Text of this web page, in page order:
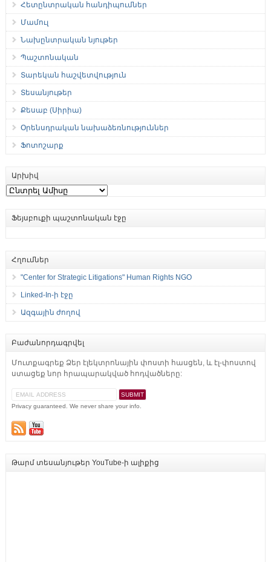
Հետընտրական հանդիպումներ
Մամուլ
Նախընտրական նյութեր
Պաշտոնական
Տարեկան հաշվետվություն
Տեսանյութեր
Քեսաբ (Սիրիա)
Օրենսդրական նախաձեռնություններ
Ֆոտոշարք
Արխիվ
Արխիվ
Ֆեյսբուքի պաշտոնական էջը
Հղումներ
"Center for Strategic Litigations" Human Rights NGO
Linked-In-ի էջը
Ազգային ժողով
Բաժանորդագրվել
Մուտքագրեք Ձեր էլեկտրոնային փոստի հասցեն, և էլ-փոստով
ստացեք նոր հրապարակված հոդվածները:
Privacy guaranteed. We never share your info.
Թարմ տեսանյութեր YouTube-ի ալիքից